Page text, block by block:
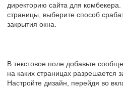
директорию сайта для
страницы, выберите способ
закрытия окна.
В текстовое поле добавьте
на каких страницах разрешается
Настройте дизайн, перейдя во